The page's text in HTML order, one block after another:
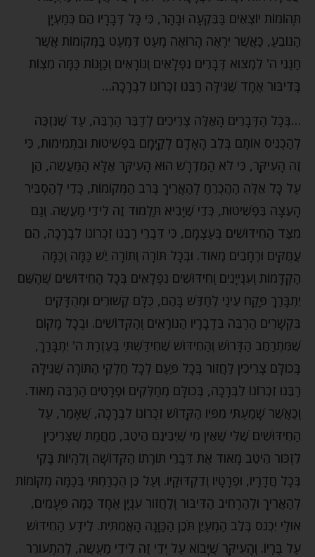
תְּהוֹמוֹת יוֹצְאִים בַּבִּקְעָה וּבָהָר, כִּי כָּל דְּבָרָיו הֵם כְּמַעְיָן
הַנּוֹבֵעַ, כַּאֲשֶׁר יִרְאֶה הָרוֹאֶה מְעַט דִּמְעַט בַּמְּקוֹמוֹת אֲשֶׁר
חַנַּנִי ה' לִמְצֹוא דְּבָרִים נִפְלָאִים וְנוֹרָאִים וְכַוָּנוֹת כַּמָּה מִצְוֹת
בְּדִיבּוּר אֶחָד שֶׁגִּילָּה רַבֵּנוּ זִכְרוֹנוֹ לִבְרָכָה…
…בְּכָל הַדְּבָרִים הָאֵלֶּה צְרִיכִים לְדַבֵּר הַרְבֵּה, עַד שֶׁנִּזְכֶּה
לְהַכְנִיס אוֹתָם בְּלֵב הָאָדָם לְקַיְּמָם בִּפְשִׁיטוּת וּבִתְמִימוּת, כִּי
זֶה הָעִיקָּר, כִּי לֹא הַמִּדְרָשׁ הוּא הָעִיקָּר אֶלָּא הַמַּעֲשֶֹה, הֵן
עַל כָּל אֵלֶּה הַהֶכְרֵחַ לְהַאֲרִיךְ בְּרֹב הַמְּקוֹמוֹת, כְּדֵי לְהַסְבִּיר
הָעֵצָה בִּפְשִׁיטוּת, כְּדֵי שֶׁיָּבִיא תַּלְמוּד זֶה לִידֵי מַעֲשֶֹה. וְגַם
מִצַּד הַחִידּוּשִׁים בְּעַצְמָם, כִּי דִּבְרֵי רַבֵּנוּ זִכְרוֹנוֹ לִבְרָכָה, הֵם
עֲמֻקִּים וּרְחָבִים מְאֹוד. וּבְכָל תּוֹרָה וְתוֹרָה יֵשׁ כַּמָּה וְכַמָּה
הַקְדָּמוֹת וְעִנְייָנִים וְחִידּוּשִׁים נִפְלָאִים בְּכָל הַחִידּוּשִׁים שֶׁהַשֵּׁם
יִתְבָּרַךְ פָּקַח עֵינַי לְחַדֵּשׁ בָּהֶם, כֻּלָּם קְשׁוּרִים וּמְהֻדָּקִים
בִּקְשָׁרִים הַרְבֵּה בִּדְבָרָיו הַנּוֹרָאִים וְהַקְּדוֹשִׁים. וּבְכָל מָקוֹם
שֶׁמִּתְרַחֵב הַדָּרוּשׁ וְהַחִידּוּשׁ שֶׁחִידַּשְׁתִּי בְּעֶזְרַת ה' יִתְבָּרַךְ,
בְּכולָּם צְרִיכִין לַחֲזֹור בְּכָל פַּעַם לְכָל חֶלְקֵי הַתּוֹרָה שֶׁגִּילָּה
רַבֵּנוּ זִכְרוֹנוֹ לִבְרָכָה, בְּכולָּם מְחַלְּקִים וּפְרָטִים הַרְבֵּה מְאֹוד.
וְכַאֲשֶׁר שָׁמַעְתִּי מִפִּיו הַקָּדוֹשׁ זִכְרוֹנוֹ לִבְרָכָה, שֶׁאָמַר, עַל
הַחִידּוּשִׁים שֶׁלִּי שֶׁאֵין מִי שֶׁיְּבִינֵם הֵיטֵב, מֵחֲמַת שֶׁצְּרִיכִין
לִזְכֹּור הֵיטֵב מְאֹוד אֶת דִּבְרֵי תּוֹרָתוֹ הַקְּדוֹשָׁה וְלִהְיוֹת בָּקִי
בְּכָל חֲדָרָיו, וּפְרָטָיו וְדִקְדּוּקָיו. וְעַל כֵּן הֻכְרַחְתִּי בְּכַמָּה מְקוֹמוֹת
לְהַאֲרִיךְ וּלְהַרְחִיב הַדִּיבּוּר וְלַחֲזֹור עִנְיָן אֶחָד כַּמָּה פְּעָמִים,
אוּלַי יִכְנֹס בְּלֵב הַמְעַיֵּן תֹּכֶן הַכַּוָּנָה הָאֲמִתִּית. לֵידַע הַחִידּוּשׁ
עַל בֻּרְיוֹ. וְהָעִיקָּר שֶׁיָּבוֹא עַל יְדֵי זֶה לִידֵי מַעֲשֶֹה, לְהִתְעוֹרֵר